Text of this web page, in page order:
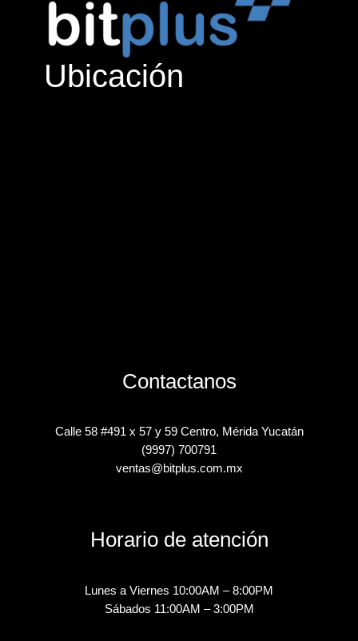
Ubicación
Contactanos
Calle 58 #491 x 57 y 59 Centro, Mérida Yucatán
(9997) 700791
ventas@bitplus.com.mx
Horario de atención
Lunes a Viernes 10:00AM – 8:00PM
Sábados 11:00AM – 3:00PM